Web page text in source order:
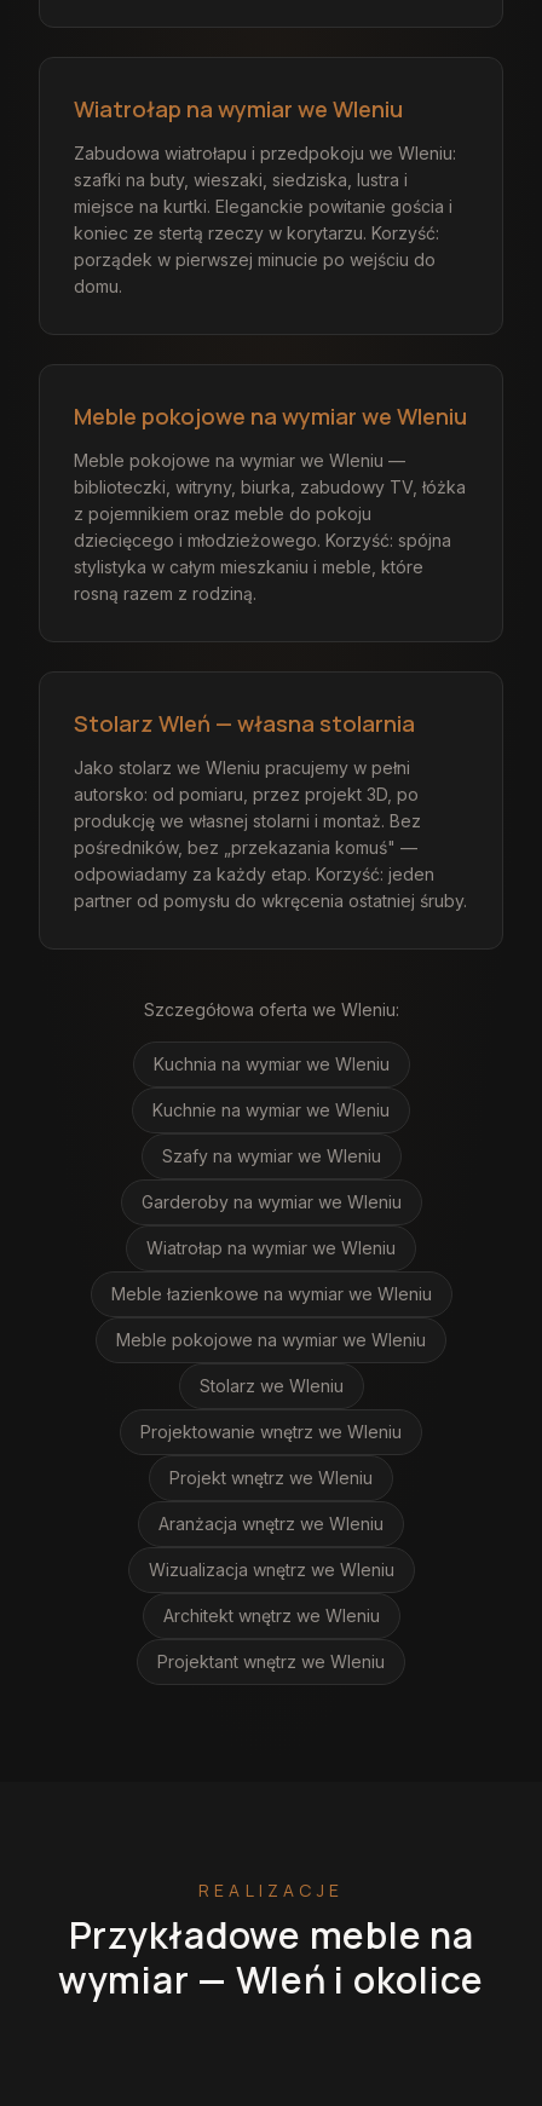
Wiatrołap na wymiar we Wleniu
Zabudowa wiatrołapu i przedpokoju we Wleniu:
szafki na buty, wieszaki, siedziska, lustra i
miejsce na kurtki. Eleganckie powitanie gościa i
koniec ze stertą rzeczy w korytarzu. Korzyść:
porządek w pierwszej minucie po wejściu do
domu.
Meble pokojowe na wymiar we Wleniu
Meble pokojowe na wymiar we Wleniu —
biblioteczki, witryny, biurka, zabudowy TV, łóżka
z pojemnikiem oraz meble do pokoju
dziecięcego i młodzieżowego. Korzyść: spójna
stylistyka w całym mieszkaniu i meble, które
rosną razem z rodziną.
Stolarz Wleń — własna stolarnia
Jako stolarz we Wleniu pracujemy w pełni
autorsko: od pomiaru, przez projekt 3D, po
produkcję we własnej stolarni i montaż. Bez
pośredników, bez „przekazania komuś" —
odpowiadamy za każdy etap. Korzyść: jeden
partner od pomysłu do wkręcenia ostatniej śruby.
Szczegółowa oferta we Wleniu:
Kuchnia na wymiar we Wleniu
Kuchnie na wymiar we Wleniu
Szafy na wymiar we Wleniu
Garderoby na wymiar we Wleniu
Wiatrołap na wymiar we Wleniu
Meble łazienkowe na wymiar we Wleniu
Meble pokojowe na wymiar we Wleniu
Stolarz we Wleniu
Projektowanie wnętrz we Wleniu
Projekt wnętrz we Wleniu
Aranżacja wnętrz we Wleniu
Wizualizacja wnętrz we Wleniu
Architekt wnętrz we Wleniu
Projektant wnętrz we Wleniu
REALIZACJE
Przykładowe meble na
wymiar — Wleń i okolice